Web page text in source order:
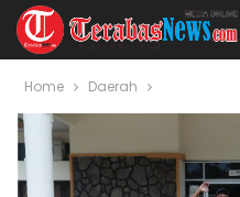
Home Daerah